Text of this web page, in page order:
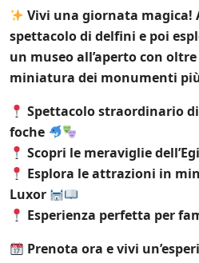
Vivi una giornata magica!
spettacolo di delfini e poi
un museo all’aperto con
miniatura dei monumenti
Spettacolo straordinario
foche
Scopri le meraviglie
Esplora le attrazioni in
Luxor
Esperienza perfetta per
Prenota ora e vivi